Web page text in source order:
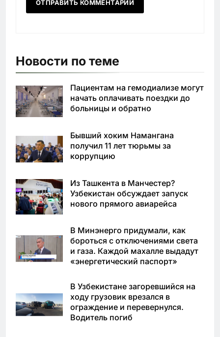
Новости по теме
Пациентам на гемодиализе могут
начать оплачивать поездки до
больницы и обратно
Бывший хоким Намангана
получил 11 лет тюрьмы за
коррупцию
Из Ташкента в Манчестер?
Узбекистан обсуждает запуск
нового прямого авиарейса
В Минэнерго придумали, как
бороться с отключениями света
и газа. Каждой махалле выдадут
«энергетический паспорт»
В Узбекистане загоревшийся на
ходу грузовик врезался в
ограждение и перевернулся.
Водитель погиб